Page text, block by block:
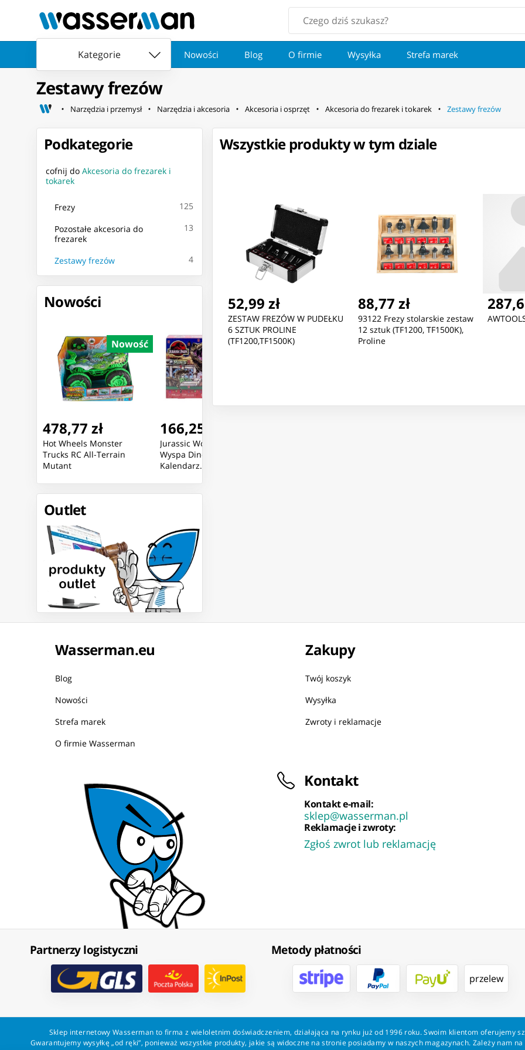
Kategorie Nowości Blog O firmie Wysyłka Strefa marek
Zestawy frezów
Narzędzia i przemysł Narzędzia i akcesoria Akcesoria i osprzęt Akcesoria do frezarek i tokarek Zestawy frezów
Podkategorie
cofnij do Akcesoria do frezarek i
tokarek
Frezy 125
Pozostałe akcesoria do
frezarek
13
Zestawy frezów 4
Nowości
Nowość
478,77 zł
Hot Wheels Monster
Trucks RC All-Terrain
Mutant
Nowość
166,25 zł
Jurassic World Minis
Wyspa Dinozaurów
Kalendarz...
Nowość
Outlet
Wszystkie produkty w tym dziale
52,99 zł
ZESTAW FREZÓW W PUDEŁKU
6 SZTUK PROLINE
(TF1200,TF1500K)
88,77 zł
93122 Frezy stolarskie zestaw
12 sztuk (TF1200, TF1500K),
Proline
Wasserman.eu
Blog
Nowości
Strefa marek
O firmie Wasserman
Zakupy
Twój koszyk
Wysyłka
Zwroty i reklamacje
Kontakt
Kontakt e-mail:
sklep@wasserman.pl
Reklamacje i zwroty:
Zgłoś zwrot lub reklamację
Partnerzy logistyczni Metody płatności
przelew
Sklep internetowy Wasserman to firma z wieloletnim doświadczeniem, działająca na rynku już od 1996 roku. Swoim klientom oferujemy
Gwarantujemy wysyłkę „od ręki”, ponieważ wszystkie produkty, jakie są widoczne na stronie posiadamy w naszych magazynach. Zależy nam